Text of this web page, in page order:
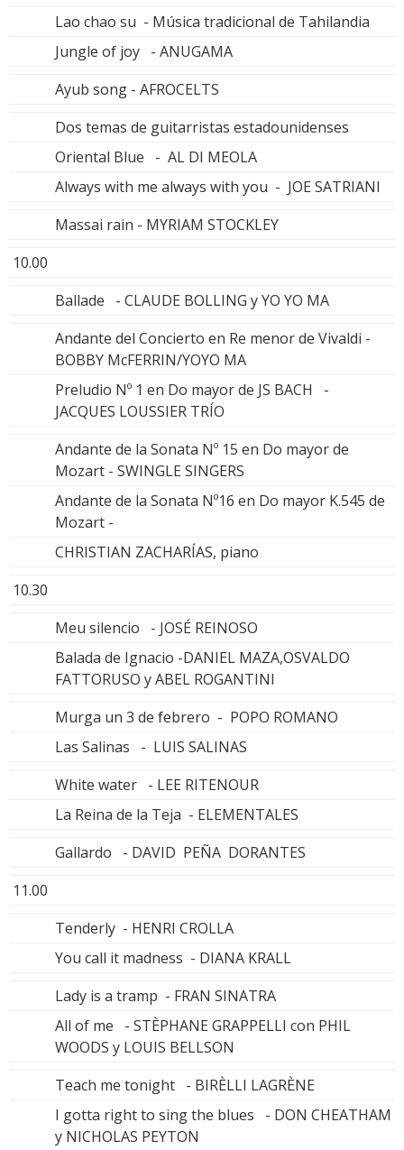
Lao chao su - Música tradicional de Tahilandia
Jungle of joy - ANUGAMA
Ayub song - AFROCELTS
Dos temas de guitarristas estadounidenses
Oriental Blue - AL DI MEOLA
Always with me always with you - JOE SATRIANI
Massai rain - MYRIAM STOCKLEY
10.00
Ballade - CLAUDE BOLLING y YO YO MA
Andante del Concierto en Re menor de Vivaldi -
BOBBY McFERRIN/YOYO MA
Preludio Nº 1 en Do mayor de JS BACH -
JACQUES LOUSSIER TRÍO
Andante de la Sonata Nº 15 en Do mayor de
Mozart - SWINGLE SINGERS
Andante de la Sonata Nº16 en Do mayor K.545 de
Mozart -
CHRISTIAN ZACHARÍAS, piano
10.30
Meu silencio - JOSÉ REINOSO
Balada de Ignacio -DANIEL MAZA,OSVALDO
FATTORUSO y ABEL ROGANTINI
Murga un 3 de febrero - POPO ROMANO
Las Salinas - LUIS SALINAS
White water - LEE RITENOUR
La Reina de la Teja - ELEMENTALES
Gallardo - DAVID PEÑA DORANTES
11.00
Tenderly - HENRI CROLLA
You call it madness - DIANA KRALL
Lady is a tramp - FRAN SINATRA
All of me - STÈPHANE GRAPPELLI con PHIL
WOODS y LOUIS BELLSON
Teach me tonight - BIRÈLLI LAGRÈNE
I gotta right to sing the blues - DON CHEATHAM
y NICHOLAS PEYTON